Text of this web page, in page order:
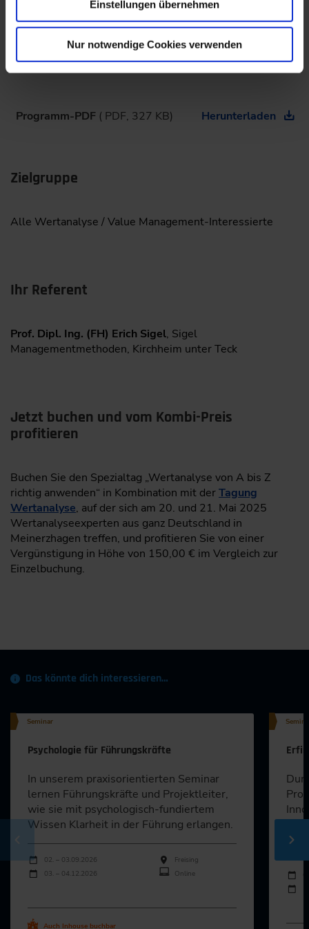
Einstellungen übernehmen
Nur notwendige Cookies verwenden
Programm
Programm-PDF ( PDF, 327 KB) Herunterladen
Zielgruppe
Alle Wertanalyse / Value Management-Interessierte
Ihr Referent
Prof. Dipl. Ing. (FH) Erich Sigel, Sigel
Managementmethoden, Kirchheim unter Teck
Jetzt buchen und vom Kombi-Preis
profitieren
Buchen Sie den Spezialtag „Wertanalyse von A bis Z
richtig anwenden“ in Kombination mit derTagung
Wertanalyse, auf der sich am 20. und 21. Mai 2025
Wertanalyseexperten aus ganz Deutschland in
Meinerzhagen treffen, und profitieren Sie von einer
Vergünstigung in Höhe von 150,00 € im Vergleich zur
Einzelbuchung.
Das könnte dich interessieren…
Seminar
Psychologie für Führungskräfte
In unserem praxisorientierten Seminar
lernen Führungskräfte und Projektleiter,
wie sie mit psychologisch-fundiertem
Wissen Klarheit in der Führung erlangen.
Durchführungen
Veranstaltungsdatum
02. – 03.09.2026
Freising
03. – 04.12.2026
Online
Auch Inhouse buchbar